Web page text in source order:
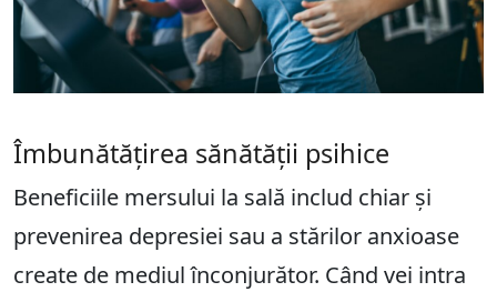
Îmbunătățirea sănătății psihice
Beneficiile mersului la sală includ chiar și
prevenirea depresiei sau a stărilor anxioase
create de mediul înconjurător. Când vei intra